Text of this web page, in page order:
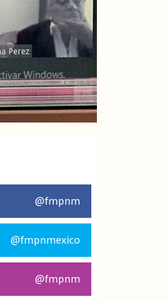
@fmpnm
@fmpnmexico
@fmpnm